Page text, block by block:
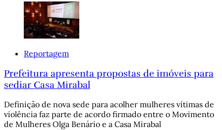
Reportagem
Prefeitura apresenta propostas de imóveis para
sediar Casa Mirabal
Definição de nova sede para acolher mulheres vítimas de
violência faz parte de acordo firmado entre o Movimento
de Mulheres Olga Benário e a Casa Mirabal